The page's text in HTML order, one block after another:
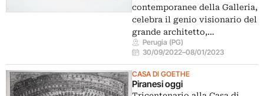
contemporanee della Galleria,
celebra il genio visionario del
grande architetto,…
Perugia (PG)
30/09/2022–08/01/2023
CASA DI GOETHE
Piranesi oggi